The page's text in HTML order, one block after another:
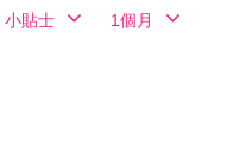
小貼士 1個月